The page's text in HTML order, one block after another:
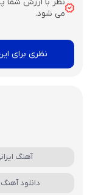
می شود.
نظری برای
آهنگ
دانلود